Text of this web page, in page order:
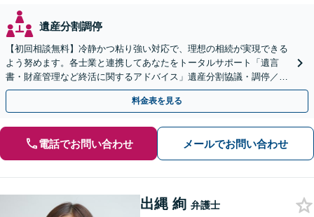
遺産分割調停
【初回相談無料】冷静かつ粘り強い対応で、理想の相続が実現できる
よう努めます。各士業と連携してあなたをトータルサポート「遺言
書・財産管理など終活に関するアドバイス」遺産分割協議・調停／不
動産相続／遺言書作成／後見／事業承継【ビデオ面談対応】
料金表を見る
電話でお問い合わせ メールでお問い合わせ
出縄 絢 弁護士